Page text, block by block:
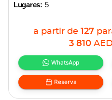
Lugares: 5
a partir de 127
3 810 AED
WhatsApp
Reserva